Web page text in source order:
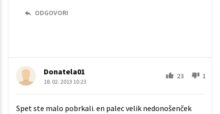
ODGOVORI
Donatela01
18. 02. 2013 10.23
23 1
Spet ste malo pobrkali. en palec velik nedonošenček